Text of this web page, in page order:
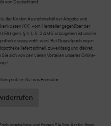
von Deutschland.
der für den Ausnahmefall der Abgabe und
(KK) vom Hersteller gegenüber der
gem. § III 1, S. 2 AMG anzugeben ist und im
ausgezahlt wird. Bei Doppelpackungen
liefert schnell, zuverlässig und diskret.
sich von den vielen Vorteilen unseres Online-
nutzen Sie das Formular: